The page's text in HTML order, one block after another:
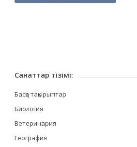
Санаттар тізімі:
Басқа тақырыптар
Биология
Ветеринария
География